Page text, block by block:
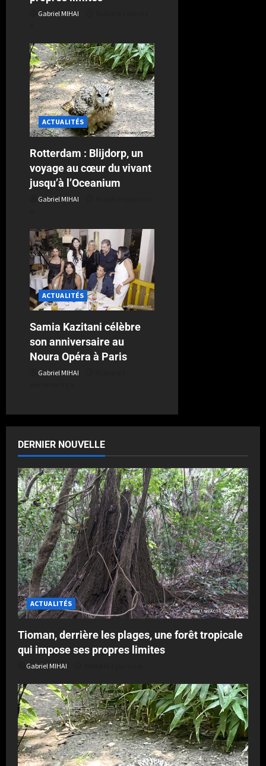
Gabriel MIHAI
ACTUALITÉS
Rotterdam : Blijdorp, un
voyage au cœur du vivant
jusqu’à l’Oceanium
Gabriel MIHAI
ACTUALITÉS
Samia Kazitani célèbre
son anniversaire au
Noura Opéra à Paris
Gabriel MIHAI
DERNIER NOUVELLE
ACTUALITÉS
Tioman, derrière les plages, une forêt tropicale
qui impose ses propres limites
Gabriel MIHAI